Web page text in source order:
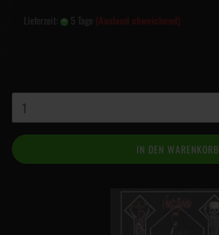
Lieferzeit: 5 Tage (Ausland abweichend)
IN DEN WARENKORB